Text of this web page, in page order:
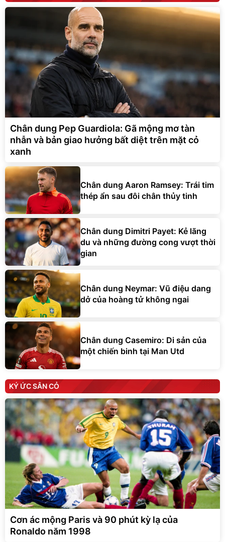
Chân dung Pep Guardiola: Gã mộng mơ tàn
nhẫn và bản giao hưởng bất diệt trên mặt cỏ
xanh
Chân dung Aaron Ramsey: Trái tim
thép ẩn sau đôi chân thủy tinh
Chân dung Dimitri Payet: Kẻ lãng
du và những đường cong vượt thời
gian
Chân dung Neymar: Vũ điệu dang
dở của hoàng tử không ngai
Chân dung Casemiro: Di sản của
một chiến binh tại Man Utd
KÝ ỨC SÂN CỎ
Cơn ác mộng Paris và 90 phút kỳ lạ của
Ronaldo năm 1998